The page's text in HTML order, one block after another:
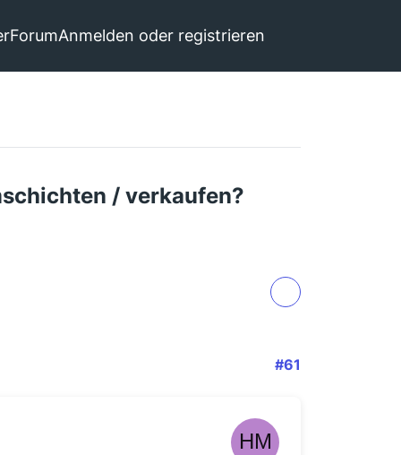
ForumAnmelden oder registrieren
/ verkaufen?
#61